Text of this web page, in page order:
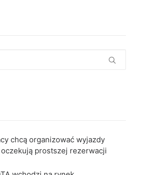
chcą organizować wyjazdy
prostszej rezerwacji